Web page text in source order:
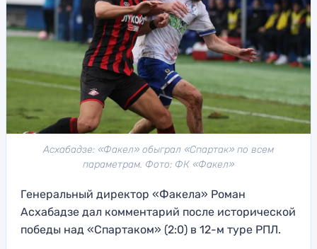
Асхабадзе: «Факел» обыграл «Спартак» по всем
параметрам. Фото: ФК «Факел»
Генеральный директор «Факела» Роман
Асхабадзе дал комментарий после исторической
победы над «Спартаком» (2:0) в 12-м туре РПЛ.